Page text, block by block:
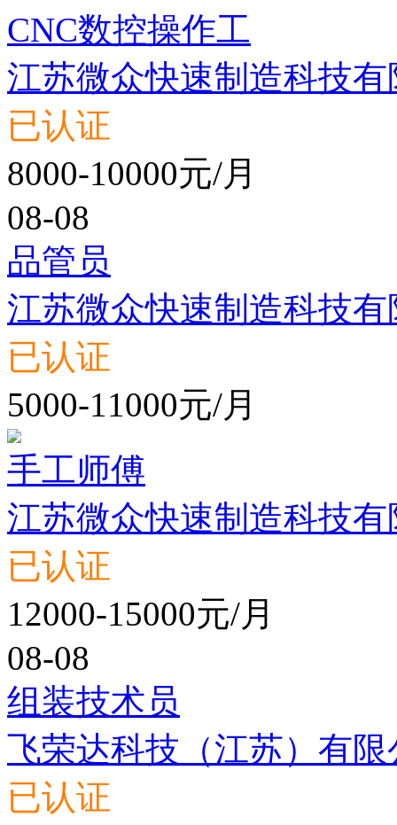
CNC数控操作工
江苏微众快速制造科技有
已认证
8000-10000元/月
08-08
品管员
江苏微众快速制造科技有
已认证
5000-11000元/月
手工师傅
江苏微众快速制造科技有
已认证
12000-15000元/月
08-08
组装技术员
飞荣达科技（江苏）有限
已认证